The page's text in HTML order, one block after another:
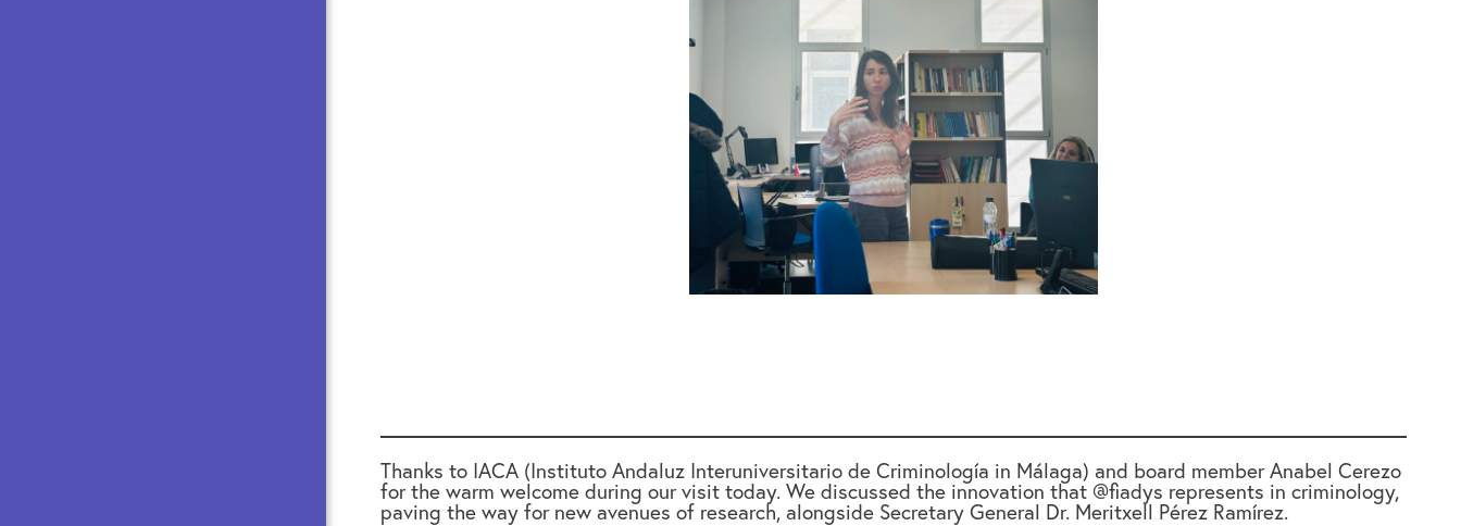
Thanks to IACA (Instituto Andaluz Interuniversitario de Criminología in Málaga) and board member Anabel Cerezo
for the warm welcome during our visit today. We discussed the innovation that @fiadys represents in criminology,
paving the way for new avenues of research, alongside Secretary General Dr. Meritxell Pérez Ramírez.